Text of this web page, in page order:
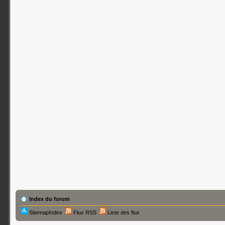
Index du forum
SitemapIndex Flux RSS Liste des flux